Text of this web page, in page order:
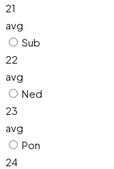
21
avg
Sub
22
avg
Ned
23
avg
Pon
24